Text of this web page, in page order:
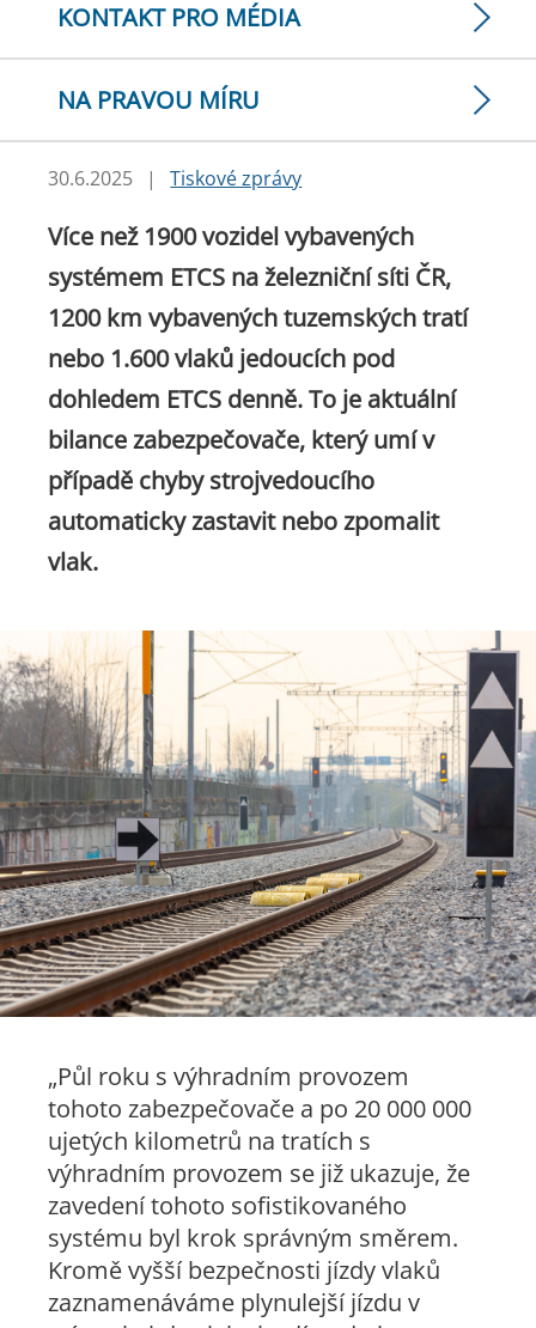
KONTAKT PRO MÉDIA
NA PRAVOU MÍRU
30.6.2025 | Tiskové zprávy
Více než 1900 vozidel vybavených
systémem ETCS na železniční síti ČR,
1200 km vybavených tuzemských tratí
nebo 1.600 vlaků jedoucích pod
dohledem ETCS denně. To je aktuální
bilance zabezpečovače, který umí v
případě chyby strojvedoucího
automaticky zastavit nebo zpomalit
vlak.
„Půl roku s výhradním provozem
tohoto zabezpečovače a po 20 000 000
ujetých kilometrů na tratích s
výhradním provozem se již ukazuje, že
zavedení tohoto sofistikovaného
systému byl krok správným směrem.
Kromě vyšší bezpečnosti jízdy vlaků
zaznamenáváme plynulejší jízdu v